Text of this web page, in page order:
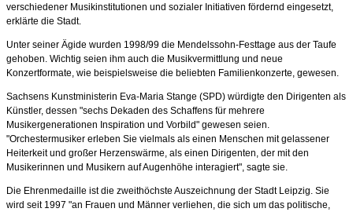
verschiedener Musikinstitutionen und sozialer Initiativen fördernd eingesetzt,
erklärte die Stadt.
Unter seiner Ägide wurden 1998/99 die Mendelssohn-Festtage aus der Taufe
gehoben. Wichtig seien ihm auch die Musikvermittlung und neue
Konzertformate, wie beispielsweise die beliebten Familienkonzerte, gewesen.
Sachsens Kunstministerin Eva-Maria Stange (SPD) würdigte den Dirigenten als
Künstler, dessen "sechs Dekaden des Schaffens für mehrere
Musikergenerationen Inspiration und Vorbild" gewesen seien.
"Orchestermusiker erleben Sie vielmals als einen Menschen mit gelassener
Heiterkeit und großer Herzenswärme, als einen Dirigenten, der mit den
Musikerinnen und Musikern auf Augenhöhe interagiert", sagte sie.
Die Ehrenmedaille ist die zweithöchste Auszeichnung der Stadt Leipzig. Sie
wird seit 1997 "an Frauen und Männer verliehen, die sich um das politische,